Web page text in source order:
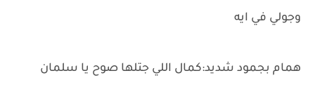
وجولي في ايه
همام بجمود شديد:كمال اللي جتلها صوح يا سلمان